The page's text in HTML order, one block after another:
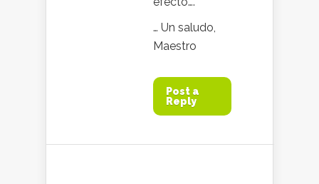
… Un saludo,
Maestro
Post a
Reply